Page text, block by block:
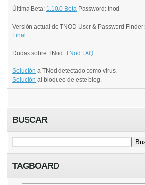
Última Beta: 1.10.0 Beta Password: tnod
Versión actual de TNOD User & Password Finder:
Final
Dudas sobre TNod: TNod FAQ
Solución a TNod detectado como virus.
Solución al bloqueo de este blog.
BUSCAR
TAGBOARD